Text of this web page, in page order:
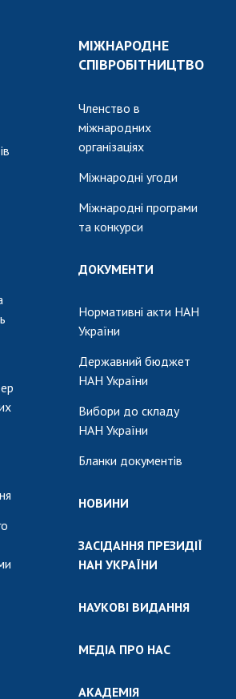
МІЖНАРОДНЕ
СПІВРОБІТНИЦТВО
Членство в
міжнародних
організаціях
Міжнародні угоди
Міжнародні програми
та конкурси
ДОКУМЕНТИ
Нормативні акти НАН
України
Державний бюджет
НАН України
Вибори до складу
НАН України
Бланки документів
НОВИНИ
ЗАСІДАННЯ ПРЕЗИДІЇ
НАН УКРАЇНИ
НАУКОВІ ВИДАННЯ
МЕДІА ПРО НАС
АКАДЕМІЯ